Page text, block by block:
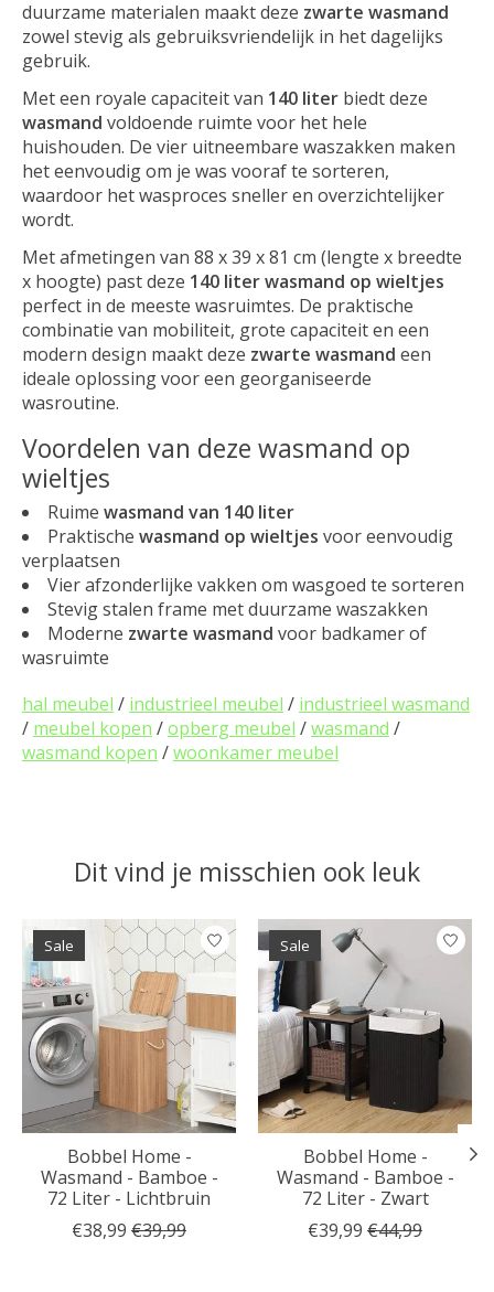
duurzame materialen maakt deze zwarte wasmand
zowel stevig als gebruiksvriendelijk in het dagelijks
gebruik.
Met een royale capaciteit van 140 liter biedt deze
wasmand voldoende ruimte voor het hele
huishouden. De vier uitneembare waszakken maken
het eenvoudig om je was vooraf te sorteren,
waardoor het wasproces sneller en overzichtelijker
wordt.
Met afmetingen van 88 x 39 x 81 cm (lengte x breedte
x hoogte) past deze 140 liter wasmand op wieltjes
perfect in de meeste wasruimtes. De praktische
combinatie van mobiliteit, grote capaciteit en een
modern design maakt deze zwarte wasmand een
ideale oplossing voor een georganiseerde
wasroutine.
Voordelen van deze wasmand op
wieltjes
Ruime wasmand van 140 liter
Praktische wasmand op wieltjes voor eenvoudig
verplaatsen
Vier afzonderlijke vakken om wasgoed te sorteren
Stevig stalen frame met duurzame waszakken
Moderne zwarte wasmand voor badkamer of
wasruimte
hal meubel / industrieel meubel / industrieel wasmand
/ meubel kopen /opberg meubel /wasmand /
wasmand kopen /woonkamer meubel
Dit vind je misschien ook leuk
Items van productcarrousel
Sale
Bobbel Home -
Wasmand - Bamboe -
72 Liter - Lichtbruin
€38,99 €39,99
Sale
Bobbel Home -
Wasmand - Bamboe -
72 Liter - Zwart
€39,99 €44,99